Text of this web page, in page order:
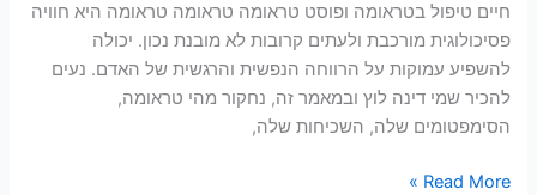
חיים טיפול בטראומה ופוסט טראומה טראומה טראומה היא חוויה
פסיכולוגית מורכבת ולעתים קרובות לא מובנת נכון. יכולה
להשפיע עמוקות על הרווחה הנפשית והרגשית של האדם. נעים
להכיר שמי דינה לוץ ובמאמר זה, נחקור מהי טראומה,
הסימפטומים שלה, השכיחות שלה,
Read More »